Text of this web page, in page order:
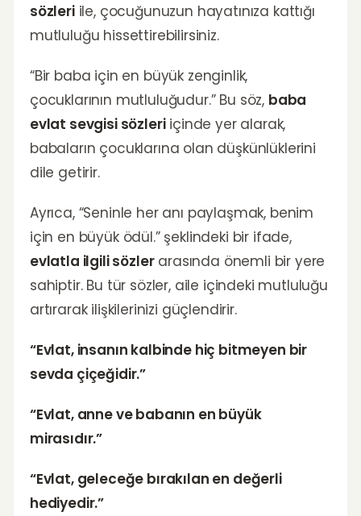
sözleriile, çocuğunuzun hayatınıza kattığı
mutluluğu hissettirebilirsiniz.
“Bir baba için en büyük zenginlik,
çocuklarının mutluluğudur.” Bu söz, baba
evlat sevgisi sözleriiçinde yer alarak,
babaların çocuklarına olan düşkünlüklerini
dile getirir.
Ayrıca, “Seninle her anı paylaşmak, benim
için en büyük ödül.” şeklindeki bir ifade,
evlatla ilgili sözlerarasında önemli bir yere
sahiptir. Bu tür sözler, aile içindeki mutluluğu
artırarak ilişkilerinizi güçlendirir.
“Evlat, insanın kalbinde hiç bitmeyen bir
sevda çiçeğidir.”
“Evlat, anne ve babanın en büyük
mirasıdır.”
“Evlat, geleceğe bırakılan en değerli
hediyedir.”